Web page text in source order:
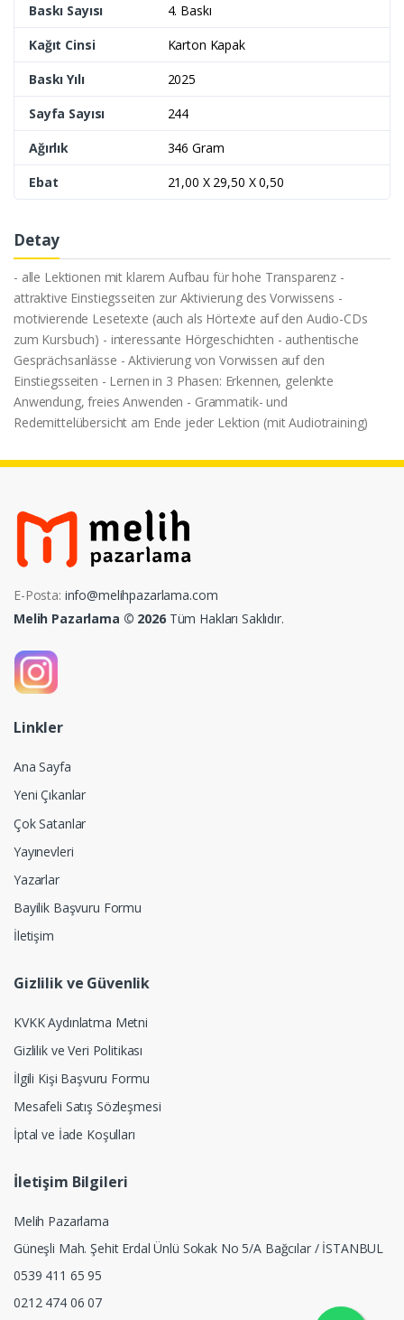
Baskı Sayısı
4. Baskı
Kağıt Cinsi
Karton Kapak
Baskı Yılı
2025
Sayfa Sayısı
244
Ağırlık
346 Gram
Ebat
21,00 X 29,50 X 0,50
Detay
- alle Lektionen mit klarem Aufbau für hohe Transparenz -
attraktive Einstiegsseiten zur Aktivierung des Vorwissens -
motivierende Lesetexte (auch als Hörtexte auf den Audio-CDs
zum Kursbuch) - interessante Hörgeschichten - authentische
Gesprächsanlässe - Aktivierung von Vorwissen auf den
Einstiegsseiten - Lernen in 3 Phasen: Erkennen, gelenkte
Anwendung, freies Anwenden - Grammatik- und
Redemittelübersicht am Ende jeder Lektion (mit Audiotraining)
E-Posta: info@melihpazarlama.com
Melih Pazarlama © 2026Tüm Hakları Saklıdır.
Linkler
Ana Sayfa
Yeni Çıkanlar
Çok Satanlar
Yayınevleri
Yazarlar
Bayilik Başvuru Formu
İletişim
Gizlilik ve Güvenlik
KVKK Aydınlatma Metni
Gizlilik ve Veri Politikası
İlgili Kişi Başvuru Formu
Mesafeli Satış Sözleşmesi
İptal ve İade Koşulları
İletişim Bilgileri
Melih Pazarlama
Güneşli Mah. Şehit Erdal Ünlü Sokak No 5/A Bağcılar / İSTANBUL
0539 411 65 95
0212 474 06 07